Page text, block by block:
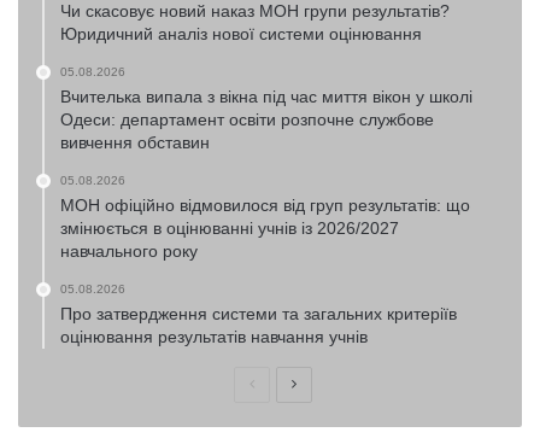
Чи скасовує новий наказ МОН групи результатів?
Юридичний аналіз нової системи оцінювання
05.08.2026
Вчителька випала з вікна під час миття вікон у школі
Одеси: департамент освіти розпочне службове
вивчення обставин
05.08.2026
МОН офіційно відмовилося від груп результатів: що
змінюється в оцінюванні учнів із 2026/2027
навчального року
05.08.2026
Про затвердження системи та загальних критеріїв
оцінювання результатів навчання учнів
ПопередняНаступна